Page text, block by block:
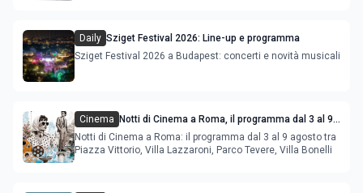
Daily Sziget Festival 2026: Line-up e programma
Sziget Festival 2026 a Budapest: concerti e novità musicali
Cinema Notti di Cinema a Roma, il programma dal 3 al 9
agosto
Notti di Cinema a Roma: il programma dal 3 al 9 agosto tra
Piazza Vittorio, Villa Lazzaroni, Parco Tevere, Villa Bonelli